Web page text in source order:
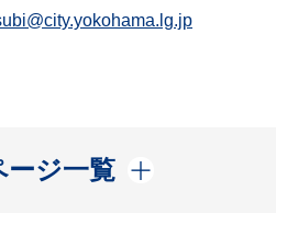
ージ一覧
開く